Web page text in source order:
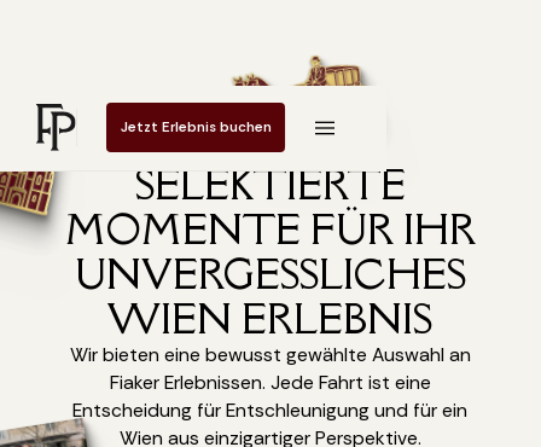
Jetzt Erlebnis buchen
SELEKTIERTE
MOMENTE FÜR IHR
UNVERGESSLICHES
WIEN ERLEBNIS
Wir bieten eine bewusst gewählte Auswahl an
Fiaker Erlebnissen. Jede Fahrt ist eine
Entscheidung für Entschleunigung und für ein
Wien aus einzigartiger Perspektive.